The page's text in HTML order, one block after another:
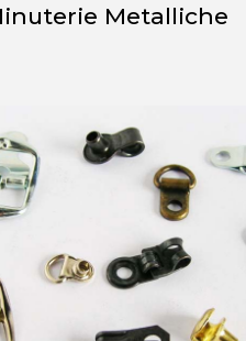
Metalliche